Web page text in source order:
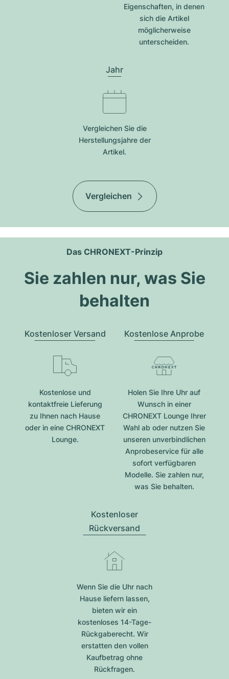
Eigenschaften, in denen
sich die Artikel
möglicherweise
unterscheiden.
Jahr
Vergleichen Sie die
Herstellungsjahre der
Artikel.
Vergleichen
Das CHRONEXT-Prinzip
Sie zahlen nur, was Sie
behalten
Kostenloser Versand
Kostenlose und
kontaktfreie Lieferung
zu Ihnen nach Hause
oder in eine CHRONEXT
Lounge.
Kostenlose Anprobe
Holen Sie Ihre Uhr auf
Wunsch in einer
CHRONEXT Lounge Ihrer
Wahl ab oder nutzen Sie
unseren unverbindlichen
Anprobeservice für alle
sofort verfügbaren
Modelle. Sie zahlen nur,
was Sie behalten.
Kostenloser
Rückversand
Wenn Sie die Uhr nach
Hause liefern lassen,
bieten wir ein
kostenloses 14-Tage-
Rückgaberecht. Wir
erstatten den vollen
Kaufbetrag ohne
Rückfragen.